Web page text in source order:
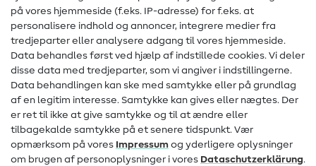
Hjælp & kontakt
Kontakt
Information om ændring af operatør
FAQ
Fortrydelsesret
Populært
på vores hjemmeside (f.eks. IP-adresse) for f.eks. at
personalisere indhold og annoncer, integrere medier fra
tredjeparter eller analysere adgang til vores hjemmeside.
Data behandles først ved hjælp af indstillede cookies. Vi deler
disse data med tredjeparter, som vi angiver i indstillingerne.
Data behandlingen kan ske med samtykke eller på grundlag
af en legitim interesse. Samtykke kan gives eller nægtes. Der
er ret til ikke at give samtykke og til at ændre eller
tilbagekalde samtykke på et senere tidspunkt. Vær
opmærksom på vores Impressum og yderligere oplysninger
om brugen af personoplysninger i vores Data­schutz­erklärung.